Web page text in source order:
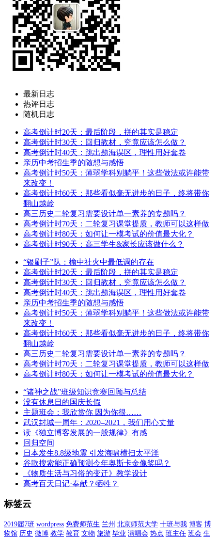
最新日志
热评日志
随机日志
高考倒计时20天：最后阶段，拼的其实是稳定
高考倒计时30天：回归教材，究竟应该怎么做？
高考倒计时40天：跳出题海误区，理性用好套卷
亲历中考招生季的随想与感悟
高考倒计时50天：薄弱学科别躺平！这些做法或许能带
来改变！
高考倒计时60天：那些看似毫无进步的日子，终将带你
翻山越岭
高三历史二轮复习需要设计单一素养的专题吗？
高考倒计时70天：二轮复习课堂提质，教师可以这样做
高考倒计时80天：如何让一模考试的价值最大化？
高考倒计时90天：高三学生&家长应该做什么？
“银刷子”队：榆中社火中最低调的存在
高考倒计时20天：最后阶段，拼的其实是稳定
高考倒计时30天：回归教材，究竟应该怎么做？
高考倒计时40天：跳出题海误区，理性用好套卷
亲历中考招生季的随想与感悟
高考倒计时50天：薄弱学科别躺平！这些做法或许能带
来改变！
高考倒计时60天：那些看似毫无进步的日子，终将带你
翻山越岭
高三历史二轮复习需要设计单一素养的专题吗？
高考倒计时70天：二轮复习课堂提质，教师可以这样做
高考倒计时80天：如何让一模考试的价值最大化？
“诸神之战”班级知识竞赛回顾与总结
没有休息日的国庆长假
主题班会：我欣赏你 因为你很……
武汉封城一周年：2020–2021，我们用心丈量
读《独立博客发展的一般规律》有感
回归空间
日本发生8.8级地震 引发海啸横扫太平洋
谷歌搜索能正确预测今年奥斯卡金像奖吗？
《物质生活与习俗的变迁》教学设计
高考百天日记·奉献？牺牲？
标签云
2019届7班 wordpress 免费师范生 兰州 北京师范大学 十班与我 博客 博
物馆 历史 微博 教学 教育 文物 旅游 毕业 演唱会 热点 班主任 班会 生